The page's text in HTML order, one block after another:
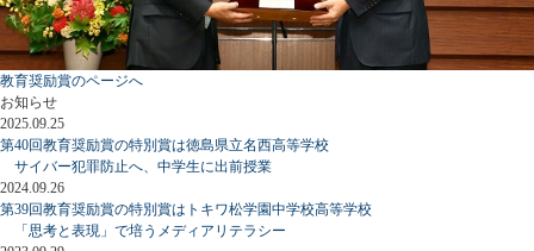
教育奨励賞のページへ
お知らせ
2025.09.25
第40回教育奨励賞の特別賞は徳島県立名西高等学校
サイバー犯罪防止へ、中学生に出前授業
2024.09.26
第39回教育奨励賞の特別賞はトキワ松学園中学校高等学校
「思考と表現」で培うメディアリテラシー